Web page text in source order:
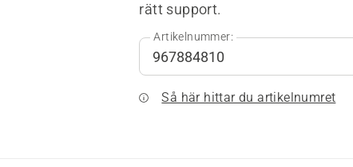
rätt support.
Artikelnummer:
Så här hittar du artikelnumret